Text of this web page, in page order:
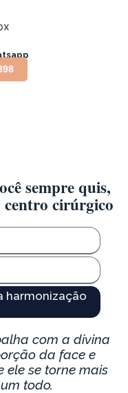
sempre quis,
centro cirúrgico
harmonização
com a divina
da face e
se torne mais
todo.